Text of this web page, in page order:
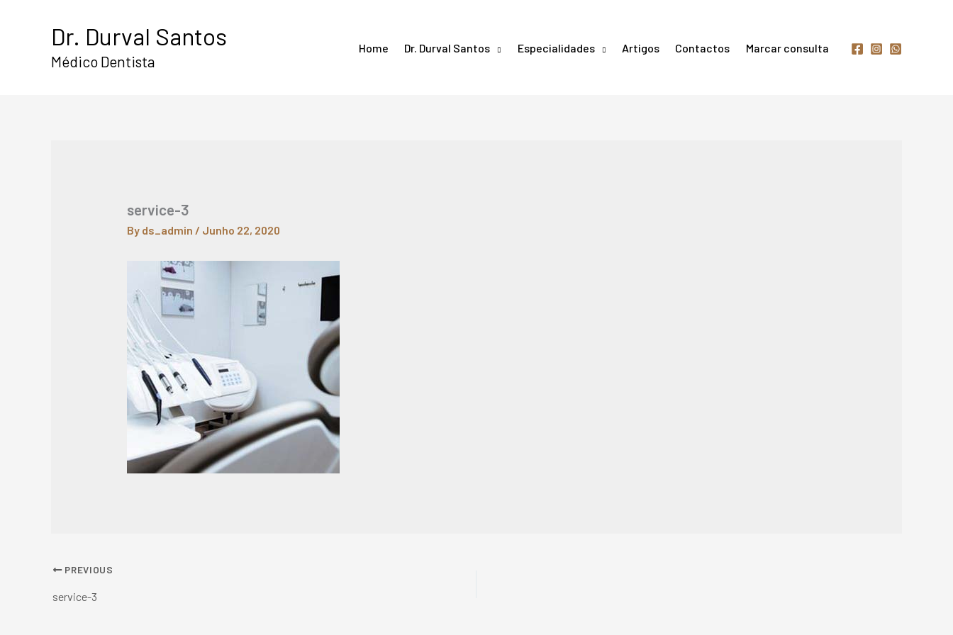
Dr. Durval Santos
Médico Dentista
Home Dr. Durval Santos Especialidades Artigos Contactos Marcar consulta
service-3
By ds_admin / Junho 22, 2020
PREVIOUS
service-3